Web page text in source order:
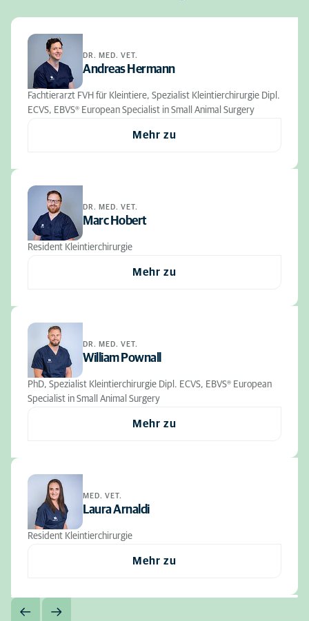
DR. MED. VET.
Andreas Hermann
Fachtierarzt FVH für Kleintiere, Spezialist Kleintierchirurgie Dipl.
ECVS, EBVS® European Specialist in Small Animal Surgery
Mehr zu
DR. MED. VET.
Marc Hobert
Resident Kleintierchirurgie
Mehr zu
DR. MED. VET.
William Pownall
PhD, Spezialist Kleintierchirurgie Dipl. ECVS, EBVS® European
Specialist in Small Animal Surgery
Mehr zu
MED. VET.
Laura Arnaldi
Resident Kleintierchirurgie
Mehr zu